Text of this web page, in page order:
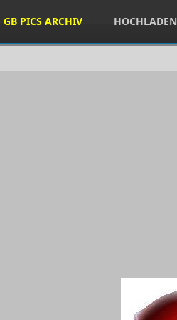
GB PICS ARCHIV HOCHLADEN